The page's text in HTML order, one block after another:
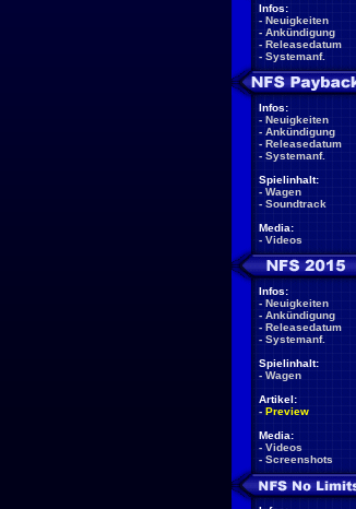
Infos:
- Neuigkeiten
- Ankündigung
- Releasedatum
- Systemanf.
Infos:
- Neuigkeiten
- Ankündigung
- Releasedatum
- Systemanf.
Spielinhalt:
- Wagen
- Soundtrack
Media:
- Videos
Infos:
- Neuigkeiten
- Ankündigung
- Releasedatum
- Systemanf.
Spielinhalt:
- Wagen
Artikel:
- Preview
Media:
- Videos
- Screenshots